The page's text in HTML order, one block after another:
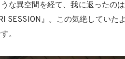
な異空間を経て、我に返ったの
SESSION』。この気絶していた
。